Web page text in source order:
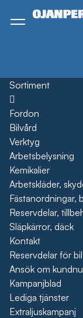
Meny
Sortiment
Öppna
Fordon
Bilvård
Verktyg
Arbetsbelysning
Kemikalier
Arbetskläder,
Fästanordningar,
Reservdelar,
Släpkärror, däck
Kontakt
Reservdelar för bil
Ansök om
Kampanjblad
Lediga tjänster
Extraljuskampanj